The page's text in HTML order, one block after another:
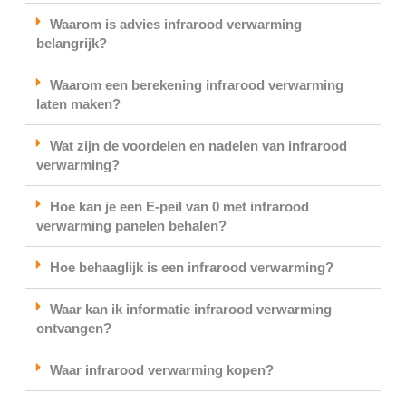
Waarom is advies infrarood verwarming
belangrijk?
Waarom een berekening infrarood verwarming
laten maken?
Wat zijn de voordelen en nadelen van infrarood
verwarming?
Hoe kan je een E-peil van 0 met infrarood
verwarming panelen behalen?
Hoe behaaglijk is een infrarood verwarming?
Waar kan ik informatie infrarood verwarming
ontvangen?
Waar infrarood verwarming kopen?